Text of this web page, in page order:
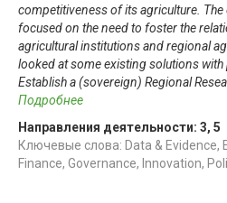
competitiveness of its agriculture.
focused on the need to foster the
agricultural institutions and regional
looked at some existing solutions
Establish a (sovereign) Regional
Подробнее
Направления деятельности: 3, 5
Ключевые слова: Data & Evidence,
Finance, Governance, Innovation,